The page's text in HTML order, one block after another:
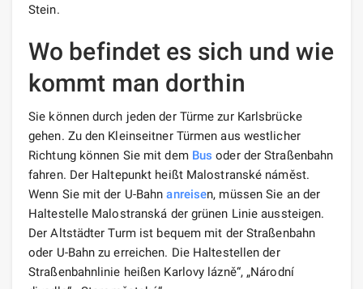
Stein.
Wo befindet es sich und wie
kommt man dorthin
Sie können durch jeden der Türme zur Karlsbrücke
gehen. Zu den Kleinseitner Türmen aus westlicher
Richtung können Sie mit dem Bus oder der Straßenbahn
fahren. Der Haltepunkt heißt Malostranské náměst.
Wenn Sie mit der U-Bahnanreisen, müssen Sie an der
Haltestelle Malostranská der grünen Linie aussteigen.
Der Altstädter Turm ist bequem mit der Straßenbahn
oder U-Bahn zu erreichen. Die Haltestellen der
Straßenbahnlinie heißen Karlovy lázně“, „Národní